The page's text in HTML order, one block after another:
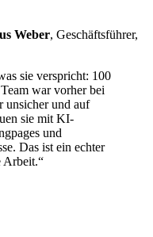
Weber,Geschäftsführer,
sie verspricht: 100
war vorher bei
unsicher und auf
sie mit KI-
und
Das ist ein echter
Arbeit.“